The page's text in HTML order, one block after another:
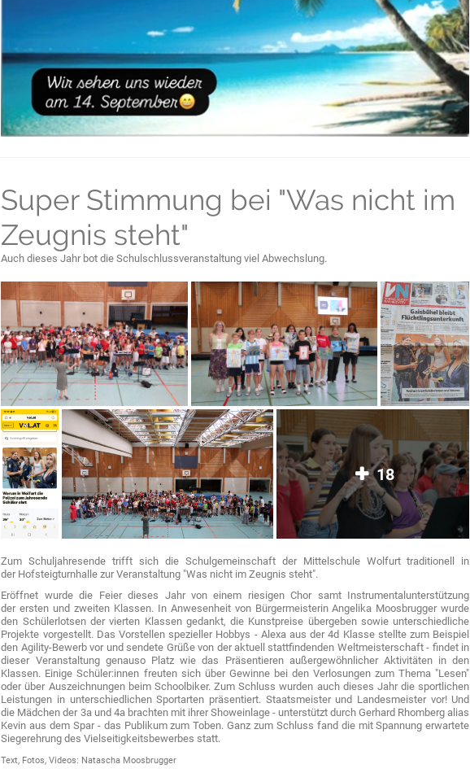
Super Stimmung bei "Was nicht im
Zeugnis steht"
Auch dieses Jahr bot die Schulschlussveranstaltung viel Abwechslung.
18
Zum Schuljahresende trifft sich die Schulgemeinschaft der Mittelschule Wolfurt traditionell in
der Hofsteigturnhalle zur Veranstaltung "Was nicht im Zeugnis steht".
Eröffnet wurde die Feier dieses Jahr von einem riesigen Chor samt Instrumentalunterstützung
der ersten und zweiten Klassen. In Anwesenheit von Bürgermeisterin Angelika Moosbrugger wurde
den Schülerlotsen der vierten Klassen gedankt, die Kunstpreise übergeben sowie unterschiedliche
Projekte vorgestellt. Das Vorstellen spezieller Hobbys - Alexa aus der 4d Klasse stellte zum Beispiel
den Agility-Bewerb vor und sendete Grüße von der aktuell stattfindenden Weltmeisterschaft - findet in
dieser Veranstaltung genauso Platz wie das Präsentieren außergewöhnlicher Aktivitäten in den
Klassen. Einige Schüler:innen freuten sich über Gewinne bei den Verlosungen zum Thema "Lesen"
oder über Auszeichnungen beim Schoolbiker. Zum Schluss wurden auch dieses Jahr die sportlichen
Leistungen in unterschiedlichen Sportarten präsentiert. Staatsmeister und Landesmeister vor! Und
die Mädchen der 3a und 4a brachten mit ihrer Showeinlage - unterstützt durch Gerhard Rhomberg alias
Kevin aus dem Spar - das Publikum zum Toben. Ganz zum Schluss fand die mit Spannung erwartete
Siegerehrung des Vielseitigkeitsbewerbes statt.
Text, Fotos, Videos: Natascha Moosbrugger